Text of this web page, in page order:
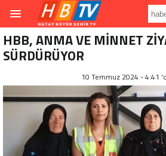
HBB, ANMA VE MİNNET
SÜRDÜRÜYOR
10 Temmuz 2024 - 4:41